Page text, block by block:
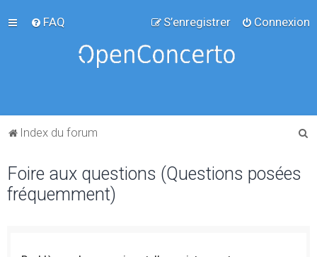
FAQ Connexion
S’enregistrer
Index du forum
Foire aux questions (Questions posées
fréquemment)